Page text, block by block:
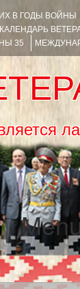
В ГОДЫ ВОЙНЫ
КАЛЕНДАРЬ
35
SKIP TO